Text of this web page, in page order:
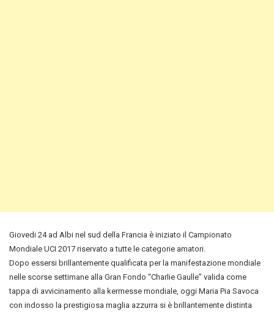
Giovedi 24 ad Albi nel sud della Francia è iniziato il Campionato
Mondiale UCI 2017 riservato a tutte le categorie amatori.
Dopo essersi brillantemente qualificata per la manifestazione mondiale
nelle scorse settimane alla Gran Fondo “Charlie Gaulle” valida come
tappa di avvicinamento alla kermesse mondiale, oggi Maria Pia Savoca
con indosso la prestigiosa maglia azzurra si è brillantemente distinta